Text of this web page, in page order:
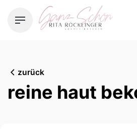
zurück
reine haut